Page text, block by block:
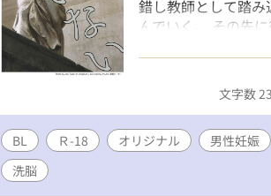
錯し教師として踏
んでいく。 その先
ーーーーーーー ⚠️
な世界観、洗脳、
両性具有者という
す。人によっては
文字数
BL Ｒ-18 オリジナル 男性妊娠
洗脳